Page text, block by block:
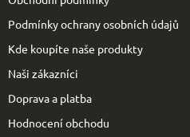
Podmínky ochrany osobních údajů
Kde koupíte naše produkty
Naši zákazníci
Doprava a platba
Hodnocení obchodu